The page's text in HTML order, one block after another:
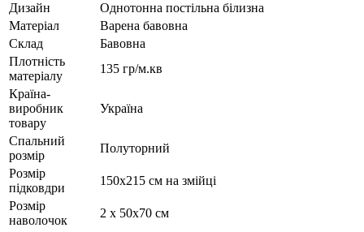
Дизайн
Однотонна постільна білизна
Матеріал
Варена бавовна
Склад
Бавовна
Плотність
матеріалу
135 гр/м.кв
Країна-
виробник
товару
Україна
Спальний
розмір
Полуторний
Розмір
підковдри
150х215 см на змійці
Розмір
наволочок
2 х 50х70 см